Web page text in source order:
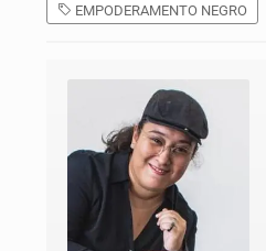
EMPODERAMENTO NEGRO